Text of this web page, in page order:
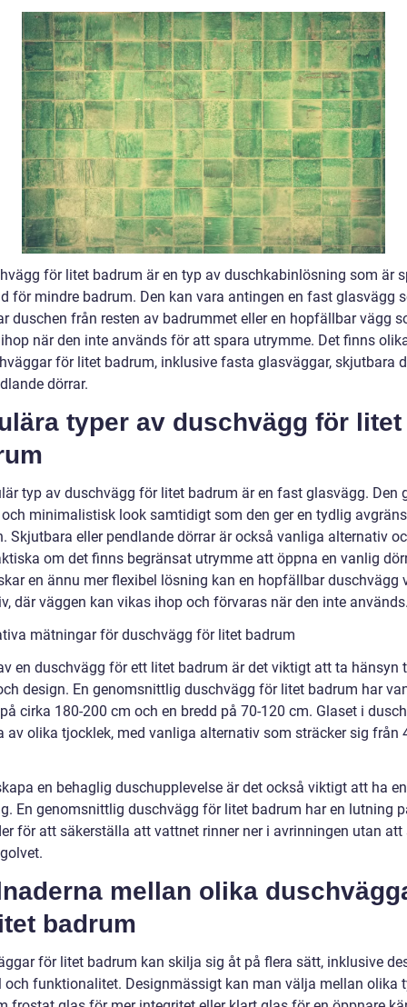
för litet badrum är en typ av duschkabinlösning som är
för mindre badrum. Den kan vara antingen en fast glasvägg
duschen från resten av badrummet eller en hopfällbar vägg
när den inte används för att spara utrymme. Det finns
för litet badrum, inklusive fasta glasväggar, skjutbara
dörrar.
typer av duschvägg för litet
typ av duschvägg för litet badrum är en fast glasvägg. Den
minimalistisk look samtidigt som den ger en tydlig
Skjutbara eller pendlande dörrar är också vanliga alternativ
om det finns begränsat utrymme att öppna en vanlig
en ännu mer flexibel lösning kan en hopfällbar duschvägg
där väggen kan vikas ihop och förvaras när den inte
mätningar för duschvägg för litet badrum
en duschvägg för ett litet badrum är det viktigt att ta hänsyn
design. En genomsnittlig duschvägg för litet badrum har
cirka 180-200 cm och en bredd på 70-120 cm. Glaset i
av olika tjocklek, med vanliga alternativ som sträcker sig från
en behaglig duschupplevelse är det också viktigt att ha
En genomsnittlig duschvägg för litet badrum har en lutning
för att säkerställa att vattnet rinner ner i avrinningen utan att
mellan olika
badrum
för litet badrum kan skilja sig åt på flera sätt, inklusive
och funktionalitet. Designmässigt kan man välja mellan olika